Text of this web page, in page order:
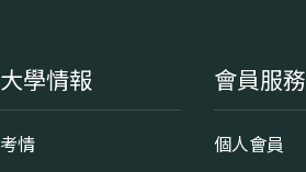
大學情報
考情
會員服務
個人會員